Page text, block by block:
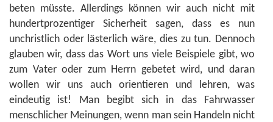
beten müsste. Allerdings können wir auch nicht mit
hundertprozentiger Sicherheit sagen, dass es nun
unchristlich oder lästerlich wäre, dies zu tun. Dennoch
glauben wir, dass das Wort uns viele Beispiele gibt, wo
zum Vater oder zum Herrn gebetet wird, und daran
wollen wir uns auch orientieren und lehren, was
eindeutig ist! Man begibt sich in das Fahrwasser
menschlicher Meinungen, wenn man sein Handeln nicht